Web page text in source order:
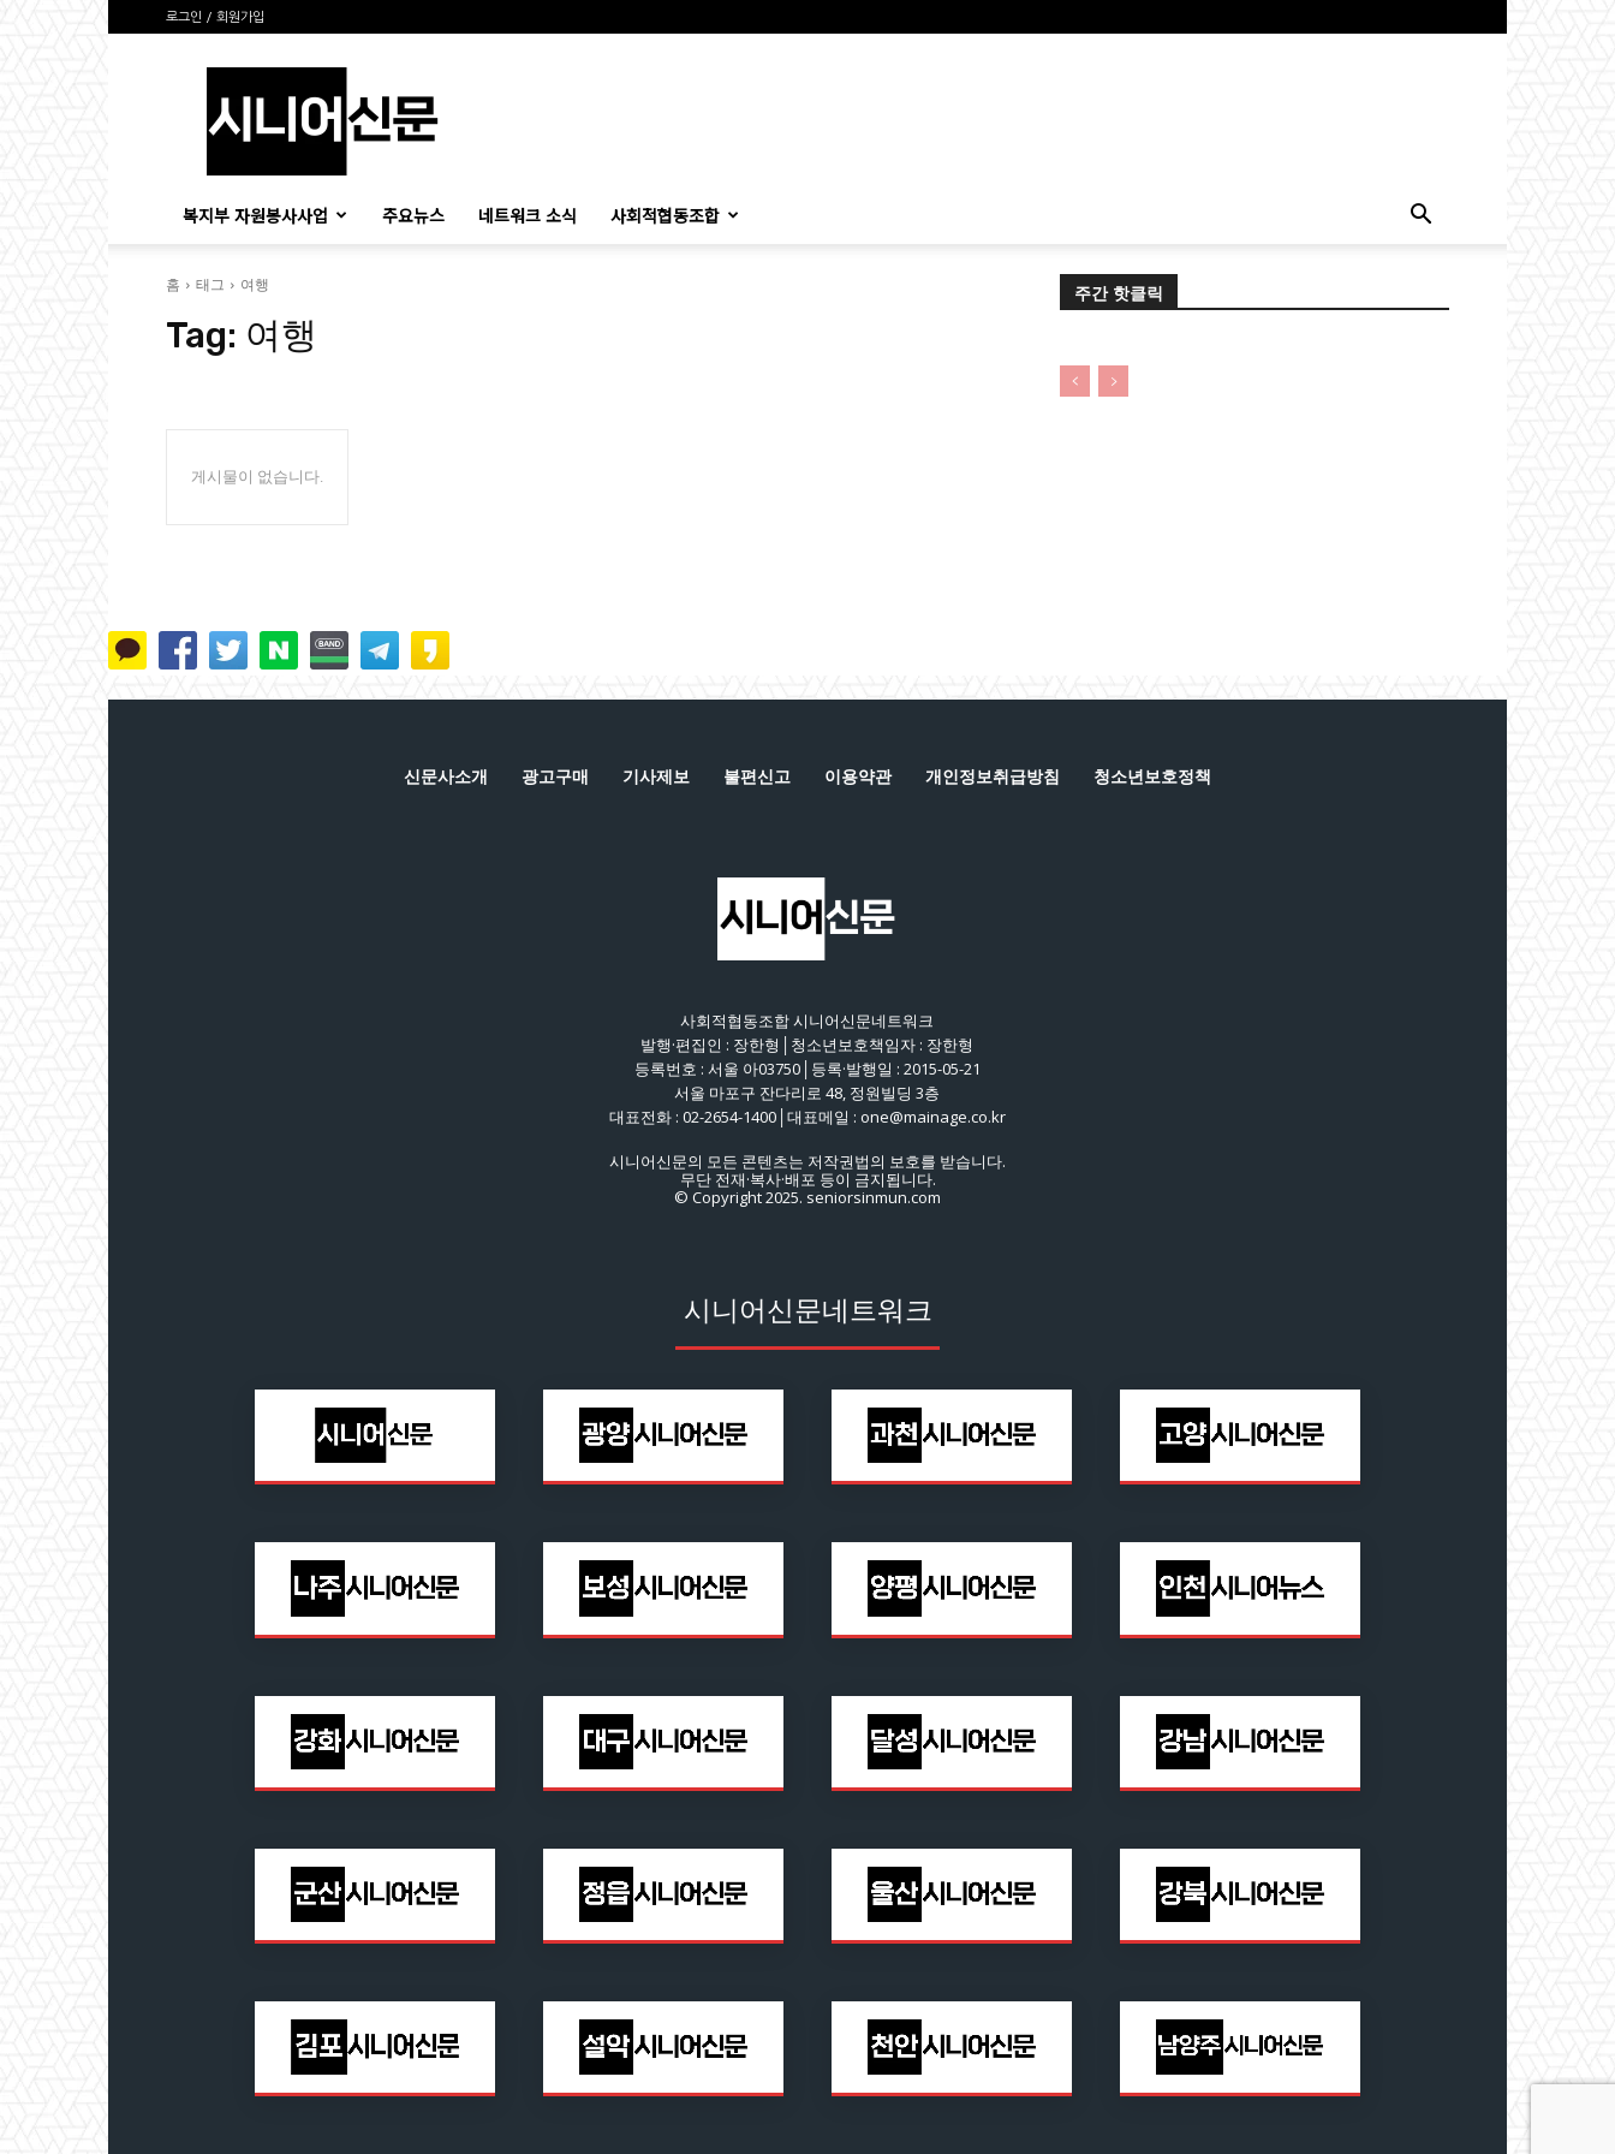
로그인 / 회원가입
니
어
복지부 자원봉사사업 주요뉴스 네트워크 소식 사회적협동조합
홈 태그 여행
Tag: 여행
게시물이 없습니다.
주간 핫클릭
신문사소개 광고구매 기사제보 불편신고 이용약관 개인정보취급방침 청소년보호정책
사회적협동조합 시니어신문네트워크
발행·편집인 : 장한형│청소년보호책임자 : 장한형
등록번호 : 서울 아03750│등록·발행일 : 2015-05-21
서울 마포구 잔다리로 48, 정원빌딩 3층
대표전화 : 02-2654-1400│대표메일 : one@mainage.co.kr
시니어신문의 모든 콘텐츠는 저작권법의 보호를 받습니다.
무단 전재·복사·배포 등이 금지됩니다.
© Copyright 2025. seniorsinmun.com
시니어신문네트워크